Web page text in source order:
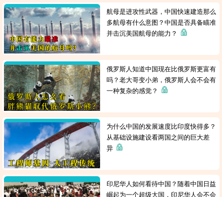
航母是进攻性武器，中国快速建造那么
多航母有什么意图？中国是否具备瞄准
并击沉美国航母的能力？
俄罗斯人知道中国现在比俄罗斯更富有
吗？老大哥变小弟，俄罗斯人会不会有
一种复杂的感觉？
为什么中国的发展速度比印度快得多？
从基础设施建设看两国之间的巨大差
异
印尼华人如何看待中国？随着中国日益
崛起为一个超级大国，印尼华人会不会